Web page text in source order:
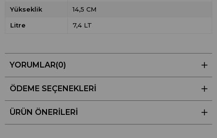
Yükseklik 14,5 CM
Litre 7,4 LT
YORUMLAR(0)
ÖDEME SEÇENEKLERI
ÜRÜN ÖNERILERI